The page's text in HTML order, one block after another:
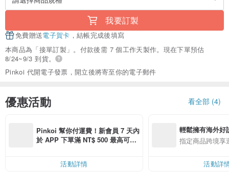
我要訂製
免費贈送電子賀卡 ，結帳完成後填寫
本商品為「接單訂製」。付款後需 7 個工作天製作。現在下單預估
8/24~9/3 到貨。
Pinkoi 代開電子發票，開立後將寄至你的電子郵件
優惠活動 看全部 (4)
Pinkoi 幫你付運費！新會員 7 天內
於 APP 下單滿 NT$ 500 最高可折
活動詳情
輕鬆擁有海外好
指定商品跨境享
活動詳